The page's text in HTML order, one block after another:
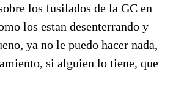
los fusilados de la GC en
los estan desenterrando y
ya no le puedo hacer nada,
si alguien lo tiene, que